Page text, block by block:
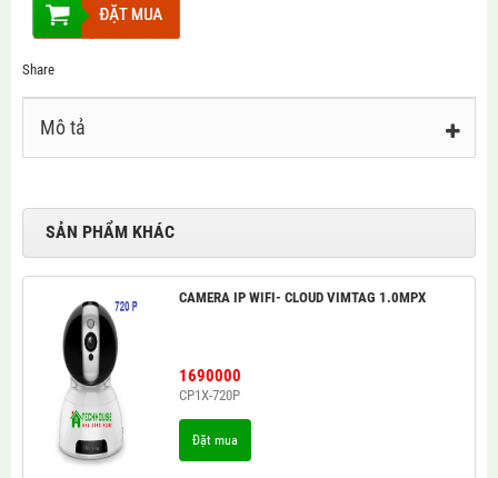
Share
Mô tả
SẢN PHẨM KHÁC
CAMERA IP WIFI- CLOUD VIMTAG 1.0MPX
1690000
CP1X-720P
Đặt mua